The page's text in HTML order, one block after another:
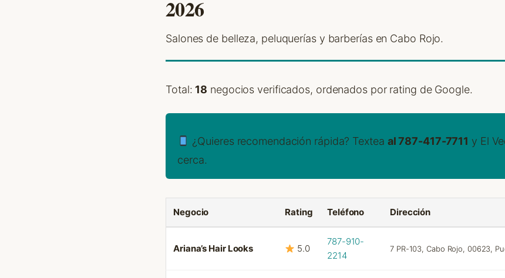
2026
Salones de belleza, peluquerías y barberías en Cabo Rojo.
Total: 18 negocios verificados, ordenados por rating de Google.
¿Quieres recomendación rápida? Textea al 787-417-7711 y El
cerca.
Negocio Rating Teléfono Dirección
Ariana’s Hair Looks 5.0
787-910-
2214
7 PR-103, Cabo Rojo, 00623,